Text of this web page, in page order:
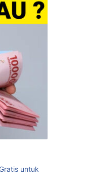
untuk